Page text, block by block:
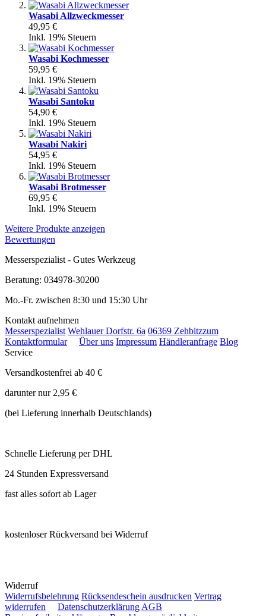
Wasabi Allzweckmesser
49,95 €
Inkl. 19% Steuern
Wasabi Kochmesser
59,95 €
Inkl. 19% Steuern
Wasabi Santoku
54,90 €
Inkl. 19% Steuern
Wasabi Nakiri
54,95 €
Inkl. 19% Steuern
Wasabi Brotmesser
69,95 €
Inkl. 19% Steuern
Weitere Produkte anzeigen
Bewertungen
Messerspezialist - Gutes Werkzeug
Beratung: 034978-30200
Mo.-Fr. zwischen 8:30 und 15:30 Uhr
Kontakt aufnehmen
Messerspezialist Wehlauer Dorfstr. 6a 06369 Zehbitzzum
Kontaktformular
Über uns Impressum Händleranfrage Blog
Service
Versandkostenfrei ab 40 €
darunter nur 2,95 €
(bei Lieferung innerhalb Deutschlands)
Schnelle Lieferung per DHL
24 Stunden Expressversand
fast alles sofort ab Lager
kostenloser Rückversand bei Widerruf
Widerruf
Widerrufsbelehrung Rücksendeschein ausdrucken Vertrag
widerrufen
Datenschutzerklärung AGB